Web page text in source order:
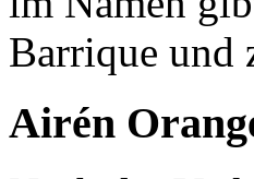
Barrique und
Airén